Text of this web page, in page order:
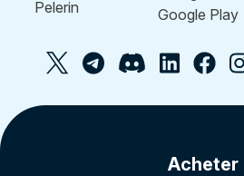
Acheter